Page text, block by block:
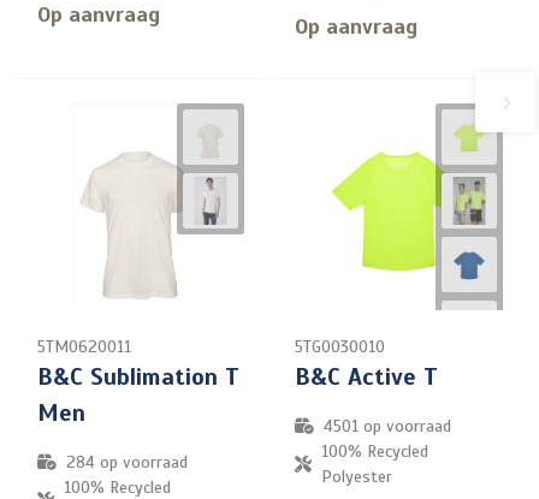
Op aanvraag Op aanvraag
5TM0620011
B&C Sublimation T
Men
284op voorraad
100% Recycled
5TG0030010
B&C Active T
4501 op voorraad
100% Recycled
Polyester